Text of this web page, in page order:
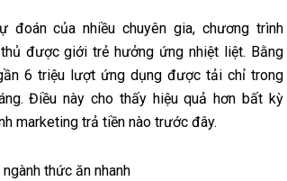
đoán của nhiều chuyên gia, chương trình
được giới trẻ hưởng ứng nhiệt liệt. Bằng
6 triệu lượt ứng dụng được tải chỉ trong
Điều này cho thấy hiệu quả hơn bất kỳ
marketing trả tiền nào trước đây.
thức ăn nhanh